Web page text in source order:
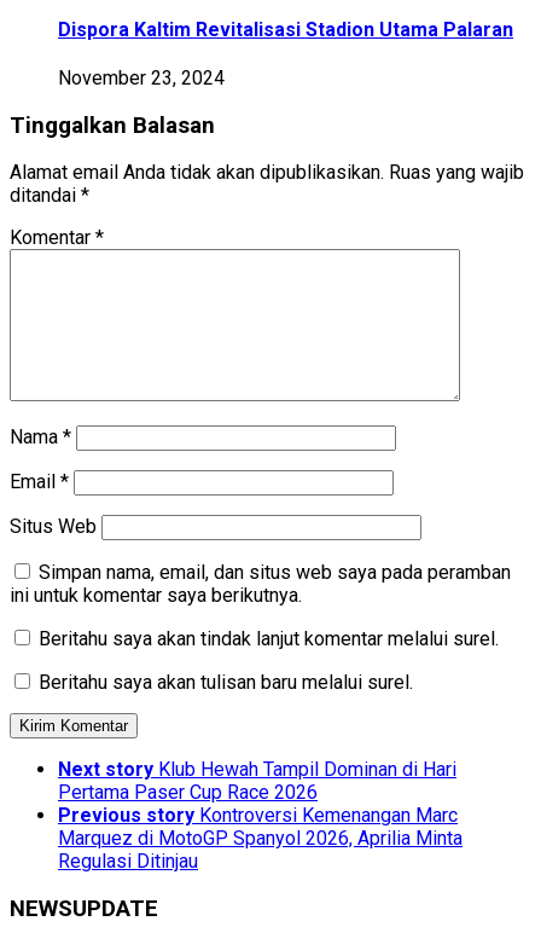
Dispora Kaltim Revitalisasi Stadion Utama Palaran
November 23, 2024
Tinggalkan Balasan
Alamat email Anda tidak akan dipublikasikan. Ruas yang wajib
ditandai *
Komentar *
Nama *
Email *
Situs Web
Simpan nama, email, dan situs web saya pada peramban
ini untuk komentar saya berikutnya.
Beritahu saya akan tindak lanjut komentar melalui surel.
Beritahu saya akan tulisan baru melalui surel.
Next story Klub Hewah Tampil Dominan di Hari
Pertama Paser Cup Race 2026
Previous story Kontroversi Kemenangan Marc
Marquez di MotoGP Spanyol 2026, Aprilia Minta
Regulasi Ditinjau
NEWSUPDATE